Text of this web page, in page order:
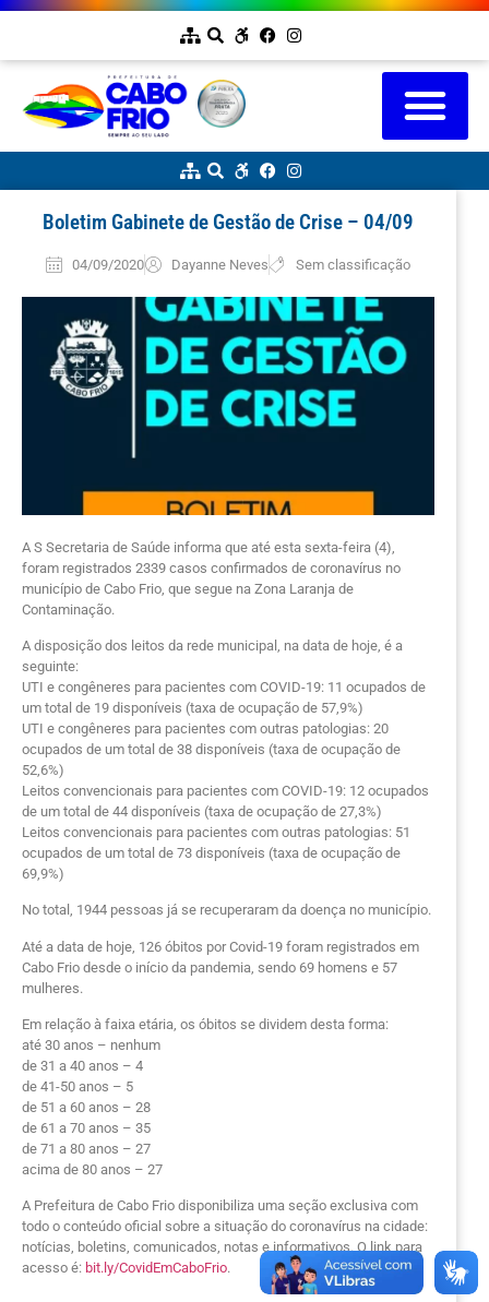
Boletim Gabinete de Gestão de Crise – 04/09
04/09/2020 Dayanne Neves Sem classificação
A S Secretaria de Saúde informa que até esta sexta-feira (4),
foram registrados 2339 casos confirmados de coronavírus no
município de Cabo Frio, que segue na Zona Laranja de
Contaminação.
A disposição dos leitos da rede municipal, na data de hoje, é a
seguinte:
UTI e congêneres para pacientes com COVID-19: 11 ocupados de
um total de 19 disponíveis (taxa de ocupação de 57,9%)
UTI e congêneres para pacientes com outras patologias: 20
ocupados de um total de 38 disponíveis (taxa de ocupação de
52,6%)
Leitos convencionais para pacientes com COVID-19: 12 ocupados
de um total de 44 disponíveis (taxa de ocupação de 27,3%)
Leitos convencionais para pacientes com outras patologias: 51
ocupados de um total de 73 disponíveis (taxa de ocupação de
69,9%)
No total, 1944 pessoas já se recuperaram da doença no município.
Até a data de hoje, 126 óbitos por Covid-19 foram registrados em
Cabo Frio desde o início da pandemia, sendo 69 homens e 57
mulheres.
Em relação à faixa etária, os óbitos se dividem desta forma:
até 30 anos – nenhum
de 31 a 40 anos – 4
de 41-50 anos – 5
de 51 a 60 anos – 28
de 61 a 70 anos – 35
de 71 a 80 anos – 27
acima de 80 anos – 27
A Prefeitura de Cabo Frio disponibiliza uma seção exclusiva com
todo o conteúdo oficial sobre a situação do coronavírus na cidade:
notícias, boletins, comunicados, notas e informativos. O link para
acesso é: bit.ly/CovidEmCaboFrio.